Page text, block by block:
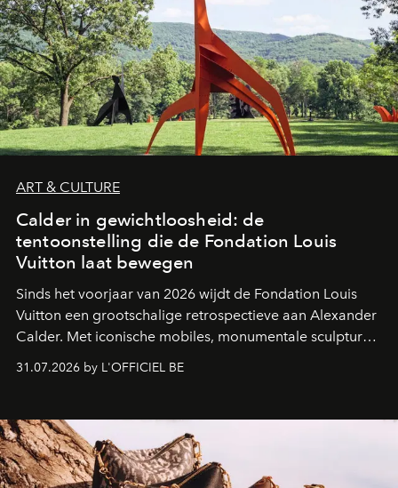
ART & CULTURE
Calder in gewichtloosheid: de
tentoonstelling die de Fondation Louis
Vuitton laat bewegen
Sinds het voorjaar van 2026 wijdt de Fondation Louis
Vuitton een grootschalige retrospectieve aan Alexander
Calder. Met iconische mobiles, monumentale sculpturen
en een poëtische benadering van beweging neemt de
Amerikaanse kunstenaar de ruimtes van Frank Gehry
beeldhouwkunst opnieuw centraal stelt.
31.07.2026 by L'OFFICIEL BE